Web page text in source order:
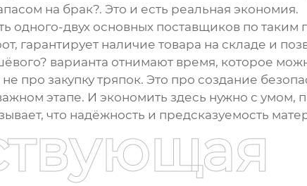
на брак?. Это и есть реальная экономия.
одного-двух основных поставщиков по таким
гарантирует наличие товара на складе и
варианта отнимают время, которое
про закупку тряпок. Это про создание
этапе. И экономить здесь нужно с умом,
что надёжность и предсказуемость